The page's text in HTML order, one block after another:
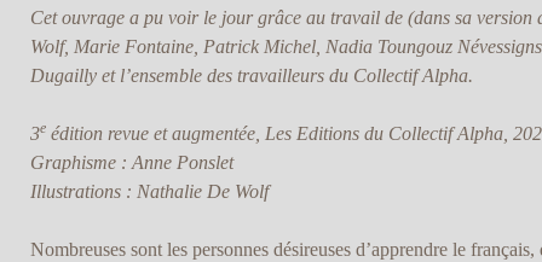
Cet ouvrage a pu voir le jour grâce au travail de (dans sa version
Wolf, Marie Fontaine, Patrick Michel, Nadia Toungouz
Dugailly et l’ensemble des travailleurs du Collectif Alpha.
3eédition revue et augmentée, Les Editions du Collectif Alpha,
Graphisme : Anne Ponslet
Illustrations : Nathalie De Wolf
Nombreuses sont les personnes désireuses d’apprendre le français,